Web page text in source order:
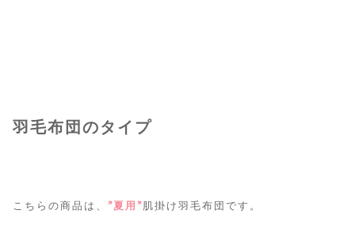
羽毛布団のタイプ
こちらの商品は、 ”夏用”肌掛け羽毛布団です。